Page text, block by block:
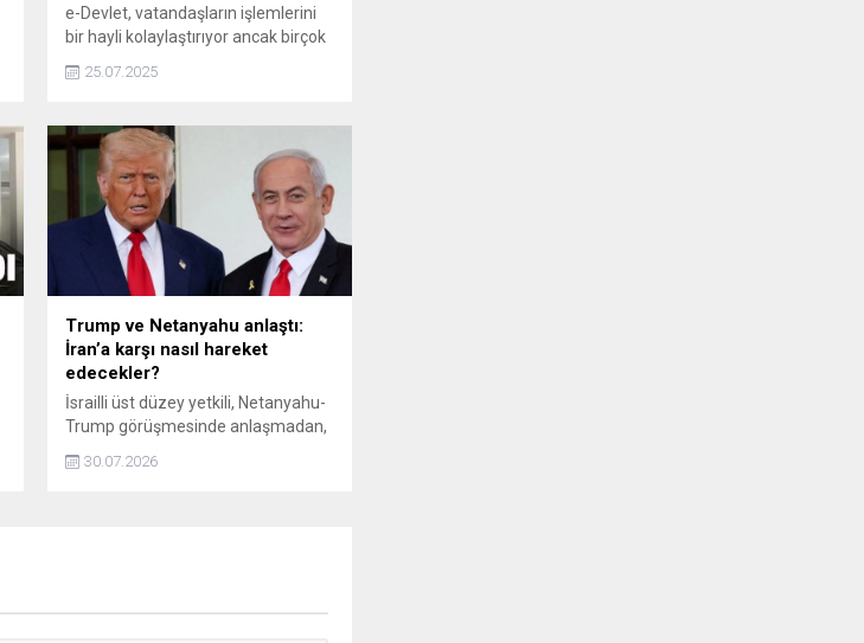
e-Devlet, vatandaşların işlemlerini
bir hayli kolaylaştırıyor ancak birçok
farkında değil. Otomatik BES
bireysel ödemeler gibi pek çok
bakiye e-Devlet üzerinden kontrol
edilebiliyor. Fakat, kullanılmayan bu
tutarlar talep edilmediğinde devlete
geri dönebiliyor. Acaba sizin de
unutulmuş bir paranız olabilir mi?
25.07.2025
Trump ve Netanyahu anlaştı:
İran’a karşı nasıl hareket
edecekler?
İsrailli üst düzey yetkili, Netanyahu-
Trump görüşmesinde anlaşmadan,
seçeneklerin ele alındığını ancak
30.07.2026